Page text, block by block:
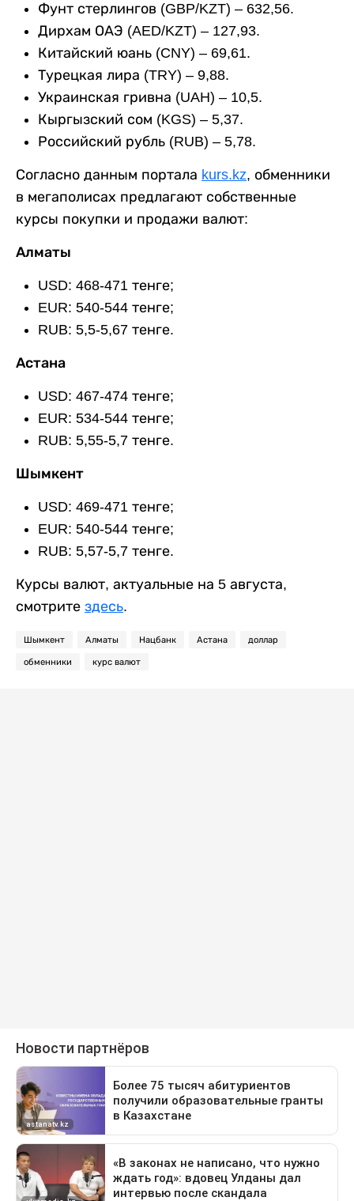
Фунт стерлингов (GBP/KZT) – 632,56.
Дирхам ОАЭ (AED/KZT) – 127,93.
Китайский юань (CNY) – 69,61.
Турецкая лира (TRY) – 9,88.
Украинская гривна (UAH) – 10,5.
Кыргызский сом (KGS) – 5,37.
Российский рубль (RUB) – 5,78.
Согласно данным портала kurs.kz, обменники
в мегаполисах предлагают собственные
курсы покупки и продажи валют:
Алматы
USD: 468-471 тенге;
EUR: 540-544 тенге;
RUB: 5,5-5,67 тенге.
Астана
USD: 467-474 тенге;
EUR: 534-544 тенге;
RUB: 5,55-5,7 тенге.
Шымкент
USD: 469-471 тенге;
EUR: 540-544 тенге;
RUB: 5,57-5,7 тенге.
Курсы валют, актуальные на 5 августа,
смотрите здесь.
Шымкент Алматы Нацбанк Астана доллар
обменники курс валют